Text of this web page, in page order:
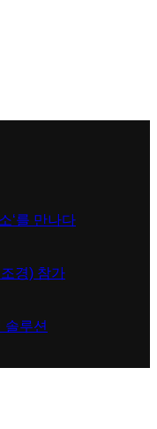
‘를 만나다
경) 참가
솔루션